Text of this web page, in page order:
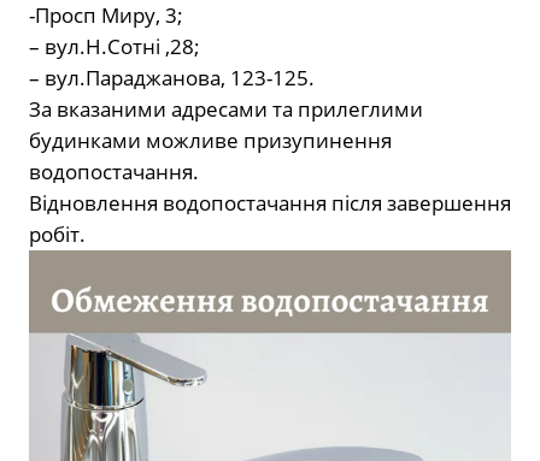
-Просп Миру, 3;
– вул.Н.Сотні ,28;
– вул.Параджанова, 123-125.
За вказаними адресами та прилеглими
будинками можливе призупинення
водопостачання.
Відновлення водопостачання після завершення
робіт.